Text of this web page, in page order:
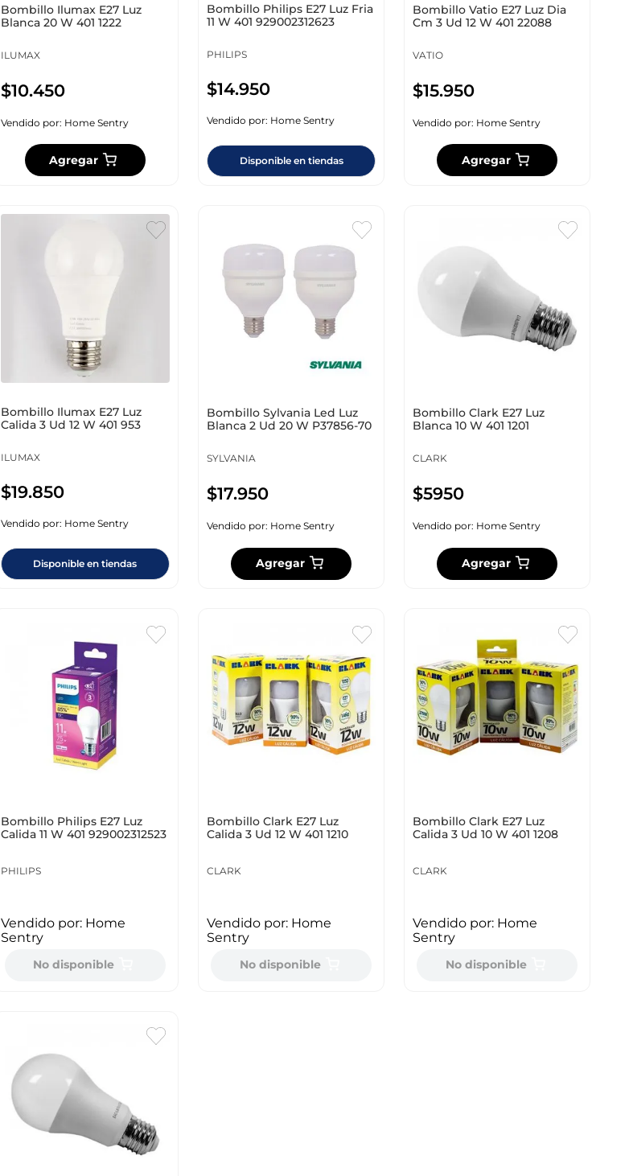
Bombillo Ilumax E27 Luz
Blanca 20 W 401 1222
ILUMAX
$10.450
Vendido por: Home Sentry
Agregar
Bombillo Philips E27 Luz Fria
11 W 401 929002312623
PHILIPS
$14.950
Vendido por: Home Sentry
Disponible en tiendas
Bombillo Vatio E27 Luz Dia
Cm 3 Ud 12 W 401 22088
VATIO
$15.950
Vendido por: Home Sentry
Agregar
Bombillo Ilumax E27 Luz
Calida 3 Ud 12 W 401 953
ILUMAX
$19.850
Vendido por: Home Sentry
Disponible en tiendas
Bombillo Sylvania Led Luz
Blanca 2 Ud 20 W P37856-70
SYLVANIA
$17.950
Vendido por: Home Sentry
Agregar
Bombillo Clark E27 Luz
Blanca 10 W 401 1201
CLARK
$5950
Vendido por: Home Sentry
Agregar
Bombillo Philips E27 Luz
Calida 11 W 401 929002312523
PHILIPS
Vendido por: Home
Sentry
No disponible
Bombillo Clark E27 Luz
Calida 3 Ud 12 W 401 1210
CLARK
Vendido por: Home
Sentry
No disponible
Bombillo Clark E27 Luz
Calida 3 Ud 10 W 401 1208
CLARK
Vendido por: Home
Sentry
No disponible